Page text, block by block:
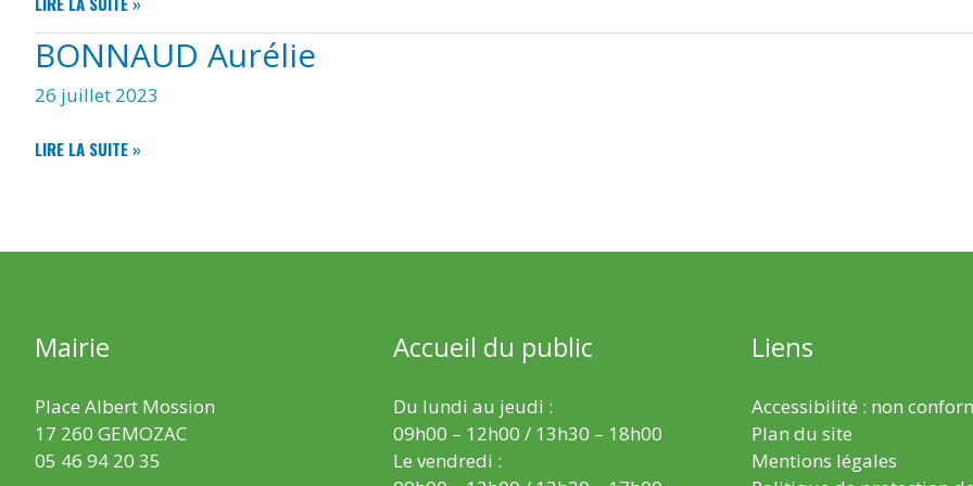
CLAUDE
BONNAUD Aurélie
26 juillet 2023
BONNAUD
LIRE LA SUITE »
Mairie
Place Albert Mossion
17 260 GEMOZAC
05 46 94 20 35
Accueil du public
Du lundi au jeudi :
09h00 – 12h00 / 13h30 – 18h00
Le vendredi :
Liens
Accessibilité : non
Plan du site
Mentions légales